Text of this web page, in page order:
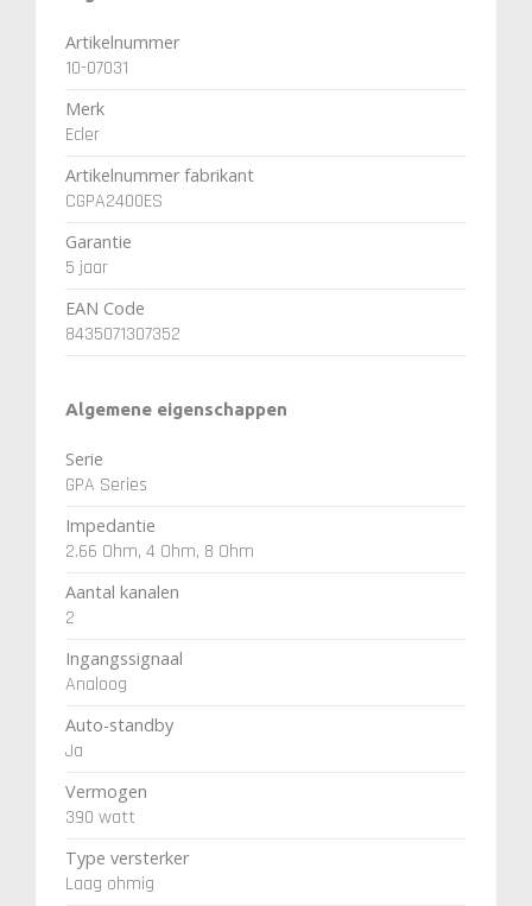
Artikelnummer
10-07031
Merk
Ecler
Artikelnummer fabrikant
CGPA2400ES
Garantie
5 jaar
EAN Code
8435071307352
Algemene eigenschappen
Serie
GPA Series
Impedantie
2.66 Ohm, 4 Ohm, 8 Ohm
Aantal kanalen
2
Ingangssignaal
Analoog
Auto-standby
Ja
Vermogen
390 watt
Type versterker
Laag ohmig